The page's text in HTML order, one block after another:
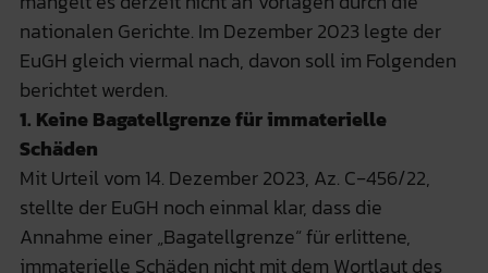
nationalen Gerichte. Im Dezember 2023 legte der
EuGH gleich viermal nach, davon soll im Folgenden
berichtet werden.
1. Keine Bagatellgrenze für immaterielle
Schäden
Mit Urteil vom 14. Dezember 2023, Az. C‑456/22,
stellte der EuGH noch einmal klar, dass die
Annahme einer „Bagatellgrenze“ für erlittene,
immaterielle Schäden nicht mit dem Wortlaut des